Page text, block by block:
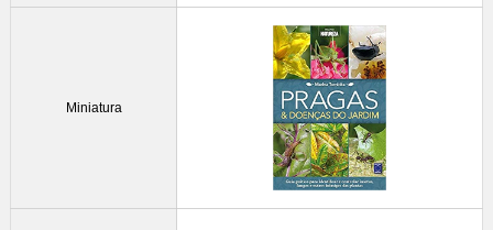
Miniatura